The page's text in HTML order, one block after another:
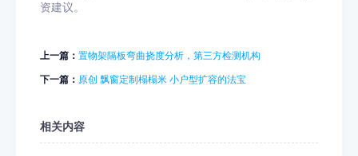
资建议。
上一篇： 置物架隔板弯曲挠度分析，第三方检测机构
下一篇： 原创 飘窗定制榻榻米 小户型扩容的法宝
相关内容